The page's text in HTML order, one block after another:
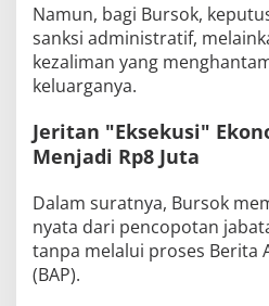
Namun, bagi Bursok,
sanksi administratif,
kezaliman yang
keluarganya.
Jeritan "Eksekusi"
Menjadi Rp8 Juta
Dalam suratnya, Bursok
nyata dari pencopotan
tanpa melalui proses Berita
(BAP).